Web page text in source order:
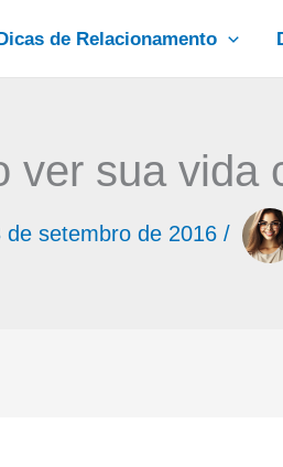
de Relacionamento
ver sua vida
de setembro de 2016 /